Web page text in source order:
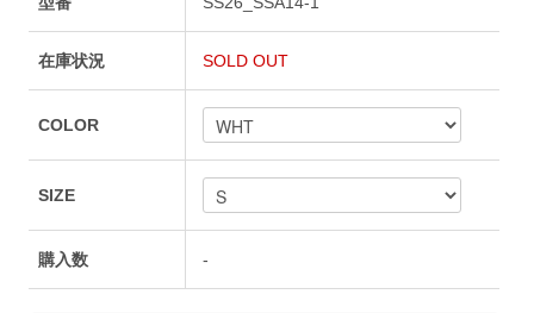
在庫状況 SOLD OUT
COLOR
SIZE
購入数 -